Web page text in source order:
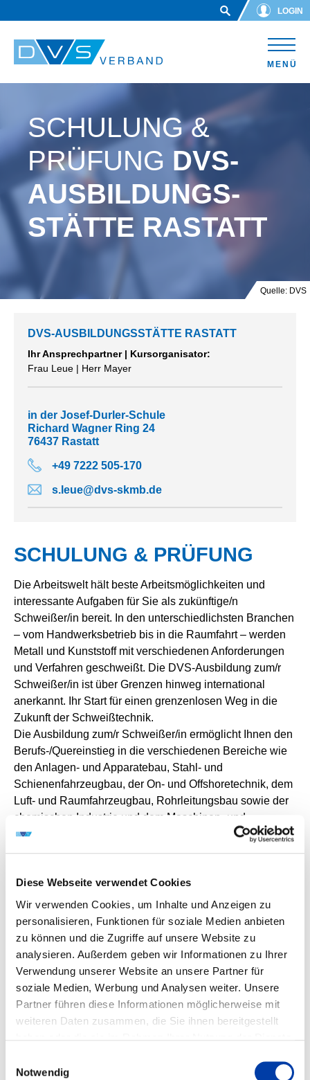
Diese Webseite verwendet Cookies
Wir verwenden Cookies, um Inhalte und Anzeigen zu
personalisieren, Funktionen für soziale Medien anbieten
zu können und die Zugriffe auf unsere Website zu
analysieren. Außerdem geben wir Informationen zu Ihrer
Verwendung unserer Website an unsere Partner für
soziale Medien, Werbung und Analysen weiter. Unsere
Partner führen diese Informationen möglicherweise mit
weiteren Daten zusammen, die Sie ihnen bereitgestellt
Notwendig
LOGIN
MENÜ
Quelle: DVS
SCHULUNG &
PRÜFUNG DVS-
AUSBILDUNGS-
STÄTTE RASTATT
SCHULUNG & PRÜFUNG
Die Arbeitswelt hält beste Arbeitsmöglichkeiten und
interessante Aufgaben für Sie als zukünftige/n
Schweißer/in bereit. In den unterschiedlichsten Branchen
– vom Handwerksbetrieb bis in die Raumfahrt – werden
Metall und Kunststoff mit verschiedenen Anforderungen
und Verfahren geschweißt. Die DVS-Ausbildung zum/r
Schweißer/in ist über Grenzen hinweg international
anerkannt. Ihr Start für einen grenzenlosen Weg in die
Zukunft der Schweißtechnik.
Die Ausbildung zum/r Schweißer/in ermöglicht Ihnen den
Berufs-/Quereinstieg in die verschiedenen Bereiche wie
den Anlagen- und Apparatebau, Stahl- und
Schienenfahrzeugbau, der On- und Offshoretechnik, dem
Luft- und Raumfahrzeugbau, Rohrleitungsbau sowie der
chemischen Industrie und dem Maschinen- und
Kraftfahrzeugbau sowie in der Energie und
Umwelttechnik.
Kurse 2026 in der Ausbildungsstätte
Rastatt
Verfahren
Metallschutzgas (MAG)
Metallinertgas (MIG)
Wolframinertgas (WIG)
Lichtbogenhandschweißen (E)
DVS-AUSBILDUNGSSTÄTTE RASTATT
Ihr Ansprechpartner | Kursorganisator:
Frau Leue | Herr Mayer
in der Josef-Durler-Schule
Richard Wagner Ring 24
76437 Rastatt
+49 7222 505-170
s.leue@dvs-skmb.de